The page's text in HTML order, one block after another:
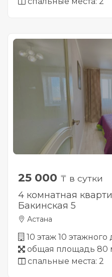
25 000 ₸ в сутки
4 комнатная
Бакинская 5
Астана
10 этаж 10 этажного
общая площадь 80
спальные места: 2